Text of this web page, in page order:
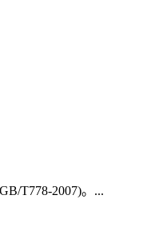
T778-2007)。...